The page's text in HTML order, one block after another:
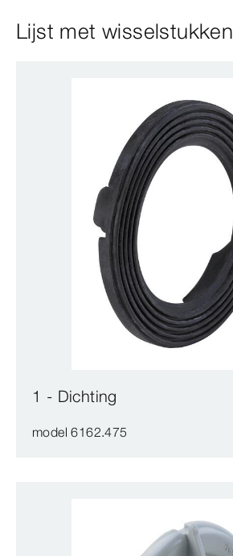
Lijst met wisselstukken
1 - Dichting
model 6162.475